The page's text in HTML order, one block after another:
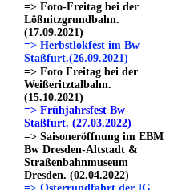
=> Foto-Freitag bei der
Lößnitzgrundbahn.
(17.09.2021)
=> Herbstlokfest im Bw
Staßfurt.(26.09.2021)
=> Foto Freitag bei der
Weißeritztalbahn.
(15.10.2021)
=> Frühjahrsfest Bw
Staßfurt. (27.03.2022)
=> Saisoneröffnung im EBM
Bw Dresden-Altstadt &
Straßenbahnmuseum
Dresden. (02.04.2022)